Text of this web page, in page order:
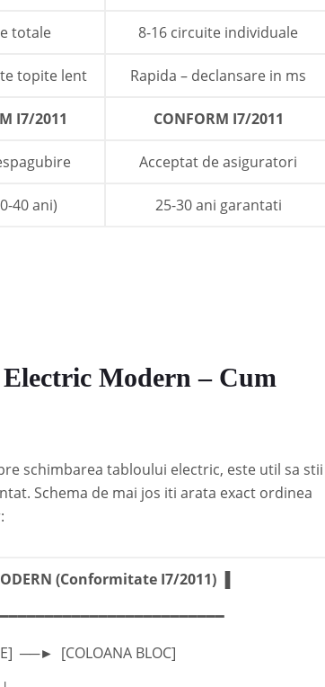
totale 8-16 circuite individuale
topite lent Rapida – declansare in ms
I7/2011 CONFORM I7/2011
Acceptat de asiguratori
40 ani) 25-30 ani garantati
Modern – Cum
schimbarea tabloului electric, este util sa stii
Schema de mai jos iti arata exact ordinea
(Conformitate I7/2011) ▐
──► [COLOANA BLOC]